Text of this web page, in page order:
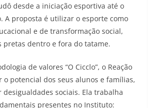
desde a iniciação esportiva até o
A proposta é utilizar o esporte como
e de transformação social,
pretas dentro e fora do tatame.
de valores “O Cicclo”, o Reação
o potencial dos seus alunos e famílias,
sociais. Ela trabalha
presentes no Instituto: